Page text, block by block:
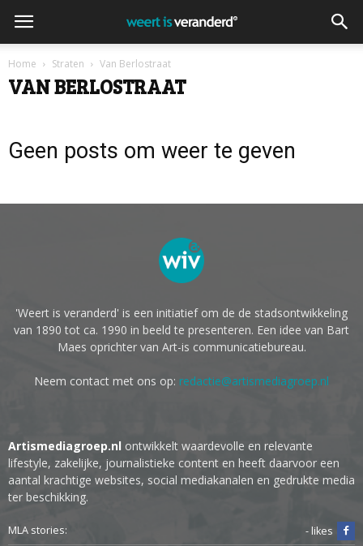
Home Straten Van Berlostraat
VAN BERLOSTRAAT
Geen posts om weer te geven
'Weert is veranderd' is een initiatief om de de stadsontwikkeling
van 1890 tot ca. 1990 in beeld te presenteren. Een idee van Bart
Maes oprichter van Art-is communicatiebureau.
Neem contact met ons op: redactie@artismediagroep.nl
Artismediagroep.nl ontwikkelt waardevolle en relevante
lifestyle, zakelijke, journalistieke content en heeft daarvoor een
aantal krachtige websites, social mediakanalen en gedrukte media
ter beschikking.
MLA stories:
- likes